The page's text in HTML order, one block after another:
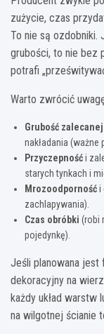
zużycie, czas
To nie są ozdobniki.
grubości, to nie bez
potrafi
Warto zwrócić
Grubość zalecanej
nakładania (ważne
Przyczepnośći
starych tynkach i
Mrozoodpornośći
zachlapywania).
Czas obróbki (robi
pojedynkę).
Jeśli planowana jest
dekoracyjny na
każdy układ warstw
na wilgotnej ścianie